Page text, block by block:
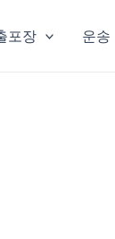
포장 운송